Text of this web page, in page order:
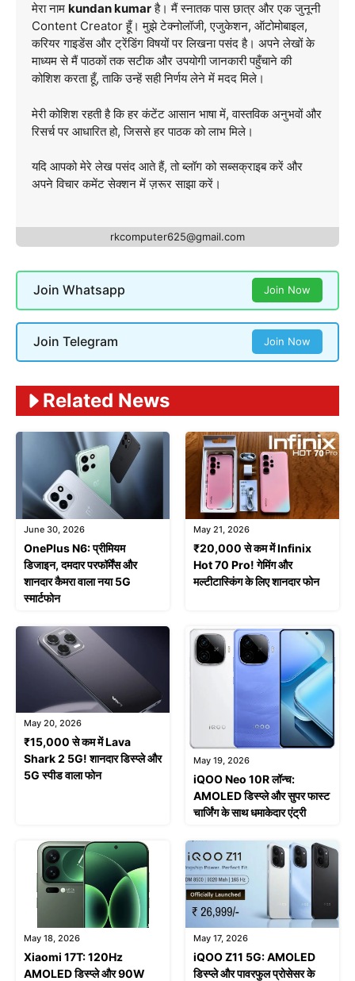
मेरा नाम kundan kumarहै। मैं स्नातक पास छात्र और एक जुनूनी
Content Creator हूँ। मुझे टेक्नोलॉजी, एजुकेशन, ऑटोमोबाइल,
करियर गाइडेंस और ट्रेंडिंग विषयों पर लिखना पसंद है। अपने लेखों के
माध्यम से मैं पाठकों तक सटीक और उपयोगी जानकारी पहुँचाने की
कोशिश करता हूँ, ताकि उन्हें सही निर्णय लेने में मदद मिले।
मेरी कोशिश रहती है कि हर कंटेंट आसान भाषा में, वास्तविक अनुभवों और
रिसर्च पर आधारित हो, जिससे हर पाठक को लाभ मिले।
यदि आपको मेरे लेख पसंद आते हैं, तो ब्लॉग को सब्सक्राइब करें और
अपने विचार कमेंट सेक्शन में ज़रूर साझा करें।
rkcomputer625@gmail.com
Join Whatsapp Join Now
Join Telegram Join Now
Related News
June 30, 2026
OnePlus N6: प्रीमियम
डिजाइन, दमदार परफॉर्मेंस और
शानदार कैमरा वाला नया 5G
स्मार्टफोन
May 21, 2026
₹20,000 से कम में Infinix
Hot 70 Pro! गेमिंग और
मल्टीटास्किंग के लिए शानदार फोन
May 20, 2026
₹15,000 से कम में Lava
Shark 2 5G! शानदार डिस्प्ले और
5G स्पीड वाला फोन
May 19, 2026
iQOO Neo 10R लॉन्च:
AMOLED डिस्प्ले और सुपर फास्ट
चार्जिंग के साथ धमाकेदार एंट्री
May 18, 2026
Xiaomi 17T: 120Hz
AMOLED डिस्प्ले और 90W
May 17, 2026
iQOO Z11 5G: AMOLED
डिस्प्ले और पावरफुल प्रोसेसर के